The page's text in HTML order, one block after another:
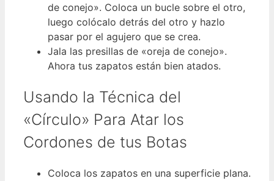
de conejo». Coloca un bucle sobre el otro,
luego colócalo detrás del otro y hazlo
pasar por el agujero que se crea.
Jala las presillas de «oreja de conejo».
Ahora tus zapatos están bien atados.
Usando la Técnica del
«Círculo» Para Atar los
Cordones de tus Botas
Coloca los zapatos en una superficie plana.